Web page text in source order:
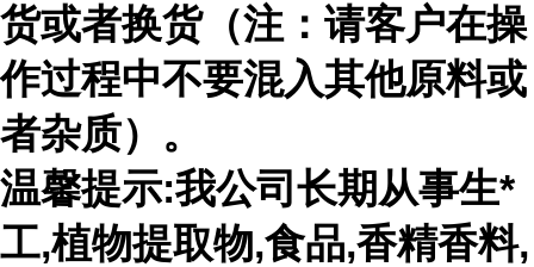
货或者换货（注：请客户在操
作过程中不要混入其他原料或
者杂质）。
温馨提示:我公司长期从事生*
工,植物提取物,食品,香精香料,